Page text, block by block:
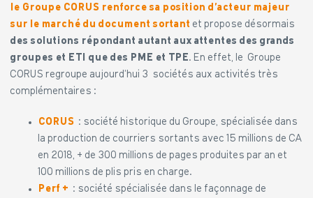
le Groupe CORUS renforce sa position d’acteur majeur
sur le marché du document sortant et propose désormais
des solutions répondant autant aux attentes des grands
groupes et ETI que des PME et TPE. En effet, le Groupe
CORUS regroupe aujourd’hui 3 sociétés aux activités très
complémentaires :
CORUS : société historique du Groupe, spécialisée dans
la production de courriers sortants avec 15 millions de CA
en 2018, + de 300 millions de pages produites par an et
100 millions de plis pris en charge.
Perf + : société spécialisée dans le façonnage de